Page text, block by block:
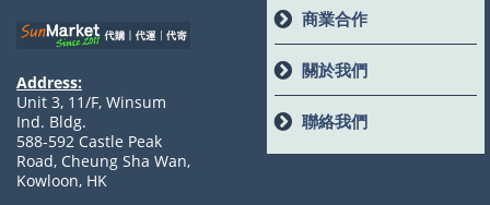
Address:
Unit 3, 11/F, Winsum
Ind. Bldg.
588-592 Castle Peak
Road, Cheung Sha Wan,
Kowloon, HK
商業合作
關於我們
聯絡我們